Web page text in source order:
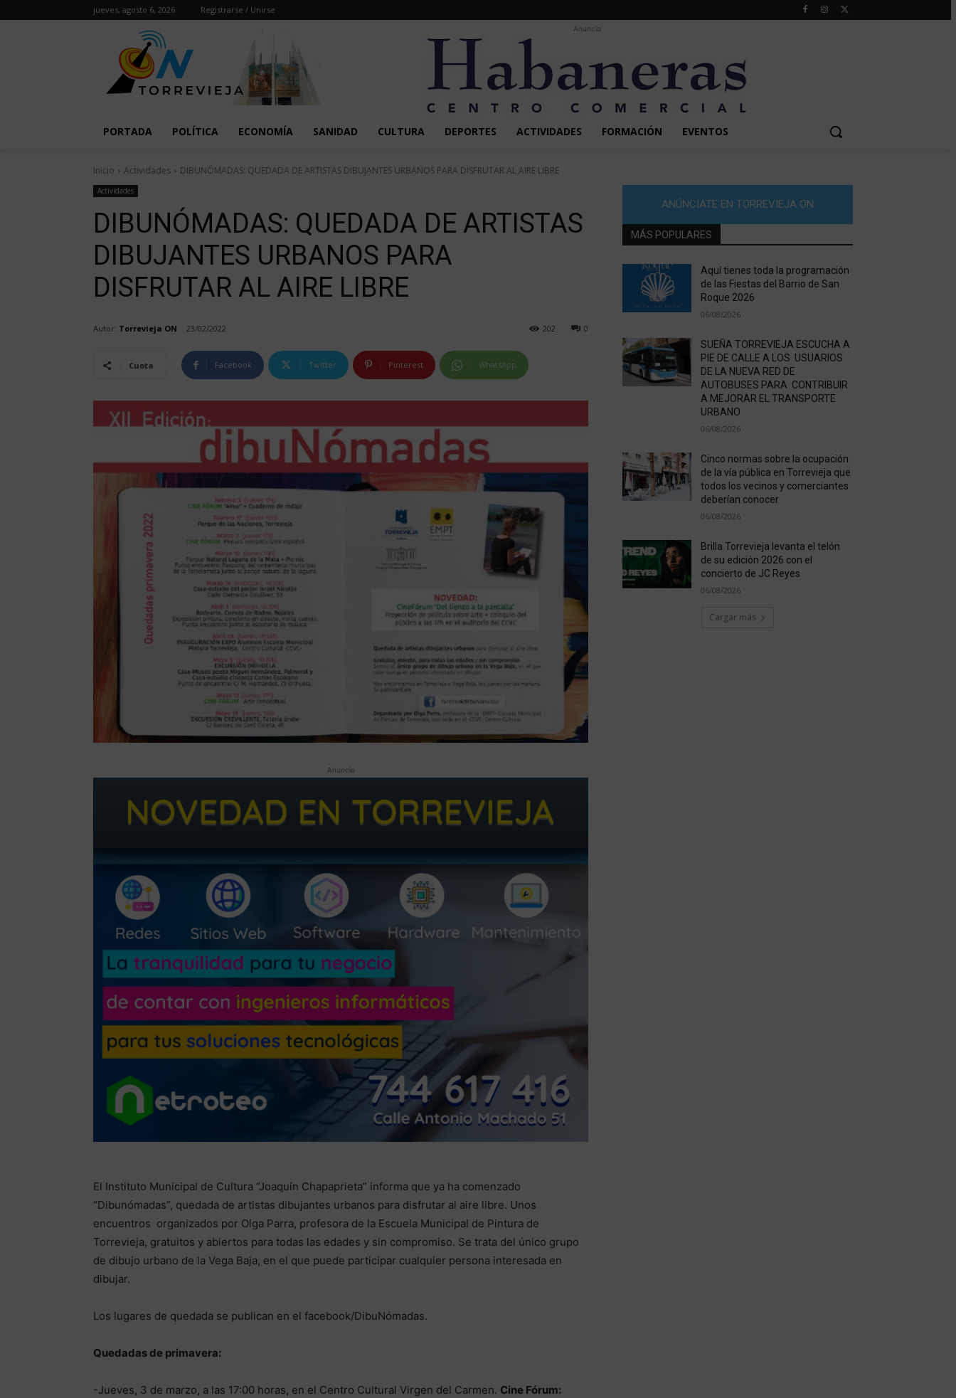
jueves, agosto 6, 2026 Registrarse / Unirse
Anuncio
PORTADA POLÍTICA ECONOMÍA SANIDAD CULTURA DEPORTES ACTIVIDADES FORMACIÓN EVENTOS
Inicio Actividades DIBUNÓMADAS: QUEDADA DE ARTISTAS DIBUJANTES URBANOS PARA DISFRUTAR AL AIRE LIBRE
Actividades
DIBUNÓMADAS: QUEDADA DE ARTISTAS
DIBUJANTES URBANOS PARA
DISFRUTAR AL AIRE LIBRE
Autor: Torrevieja ON 23/02/2022 0
202
Cuota Facebook Twitter Pinterest WhatsApp
Anuncio
El Instituto Municipal de Cultura “Joaquín Chapaprieta” informa que ya ha comenzado
“Dibunómadas”, quedada de artistas dibujantes urbanos para disfrutar al aire libre. Unos
encuentros organizados por Olga Parra, profesora de la Escuela Municipal de Pintura de
Torrevieja, gratuitos y abiertos para todas las edades y sin compromiso. Se trata del único grupo
de dibujo urbano de la Vega Baja, en el que puede participar cualquier persona interesada en
dibujar.
Los lugares de quedada se publican en el facebook/DibuNómadas.
Quedadas de primavera:
-Jueves, 3 de marzo, a las 17:00 horas, en el Centro Cultural Virgen del Carmen. Cine Fórum:
ANÚNCIATE EN TORREVIEJA ON
MÁS POPULARES
Aquí tienes toda la programación
de las Fiestas del Barrio de San
Roque 2026
06/08/2026
SUEÑA TORREVIEJA ESCUCHA A
PIE DE CALLE A LOS USUARIOS
DE LA NUEVA RED DE
AUTOBUSES PARA CONTRIBUIR
A MEJORAR EL TRANSPORTE
URBANO
06/08/2026
Cinco normas sobre la ocupación
de la vía pública en Torrevieja que
todos los vecinos y comerciantes
deberían conocer
06/08/2026
Brilla Torrevieja levanta el telón
de su edición 2026 con el
concierto de JC Reyes
06/08/2026
Cargar más